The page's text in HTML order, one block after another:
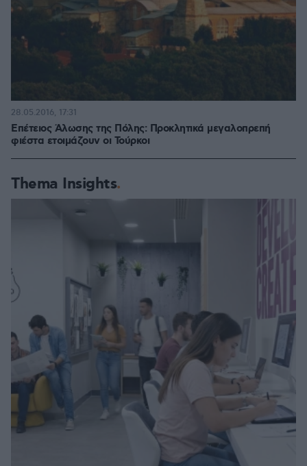
Επέτειος Άλωσης της Πόλης: Προκλητικά μεγαλοπρεπή
φιέστα ετοιμάζουν οι Τούρκοι
28.05.2016, 17:31
Thema Insights